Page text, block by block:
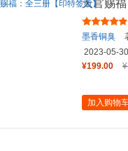
天官赐
墨香铜臭
2023-05-30
¥199.00
加入购物